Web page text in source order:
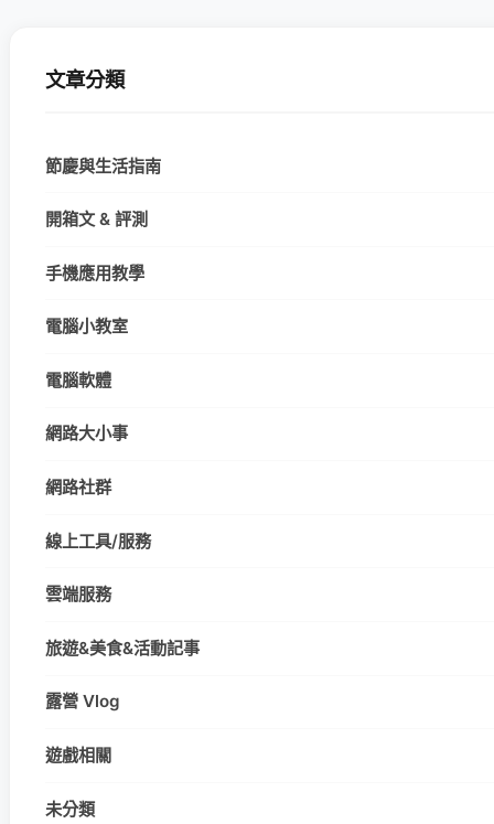
文章分類
節慶與生活指南
開箱文 & 評測
手機應用教學
電腦小教室
電腦軟體
網路大小事
網路社群
線上工具/服務
雲端服務
旅遊&美食&活動記事
露營 Vlog
遊戲相關
未分類